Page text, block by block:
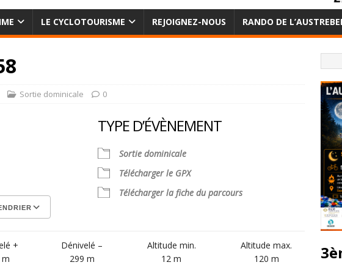
LE CYCLOTOURISME REJOIGNEZ-NOUS RANDO DE
Sortie dominicale 0
TYPE D’ÉVÈNEMENT
Sortie dominicale
Télécharger le GPX
Télécharger la fiche du parcours
+
Dénivelé –
299 m
Altitude min.
12 m
Altitude max.
120 m